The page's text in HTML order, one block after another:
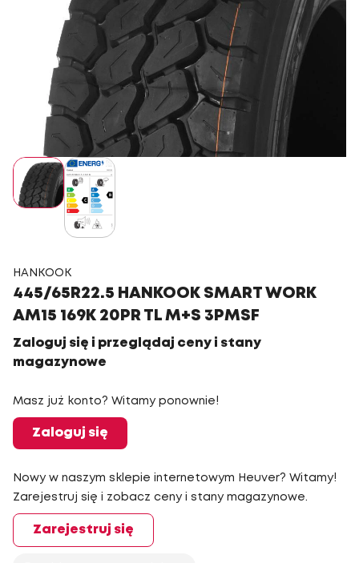
HANKOOK
445/65R22.5 HANKOOK SMART WORK
AM15 169K 20PR TL M+S 3PMSF
Zaloguj się i przeglądaj ceny i stany
magazynowe
Masz już konto? Witamy ponownie!
Zaloguj się
Nowy w naszym sklepie internetowym Heuver? Witamy!
Zarejestruj się i zobacz ceny i stany magazynowe.
Zarejestruj się